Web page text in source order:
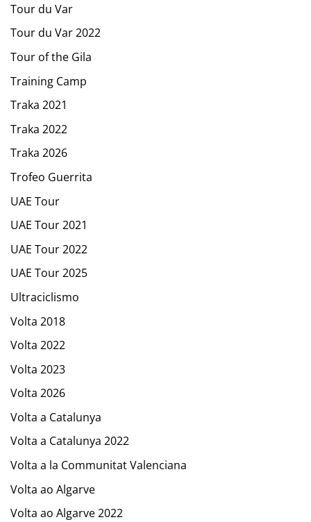
Tour du Var
Tour du Var 2022
Tour of the Gila
Training Camp
Traka 2021
Traka 2022
Traka 2026
Trofeo Guerrita
UAE Tour
UAE Tour 2021
UAE Tour 2022
UAE Tour 2025
Ultraciclismo
Volta 2018
Volta 2022
Volta 2023
Volta 2026
Volta a Catalunya
Volta a Catalunya 2022
Volta a la Communitat Valenciana
Volta ao Algarve
Volta ao Algarve 2022